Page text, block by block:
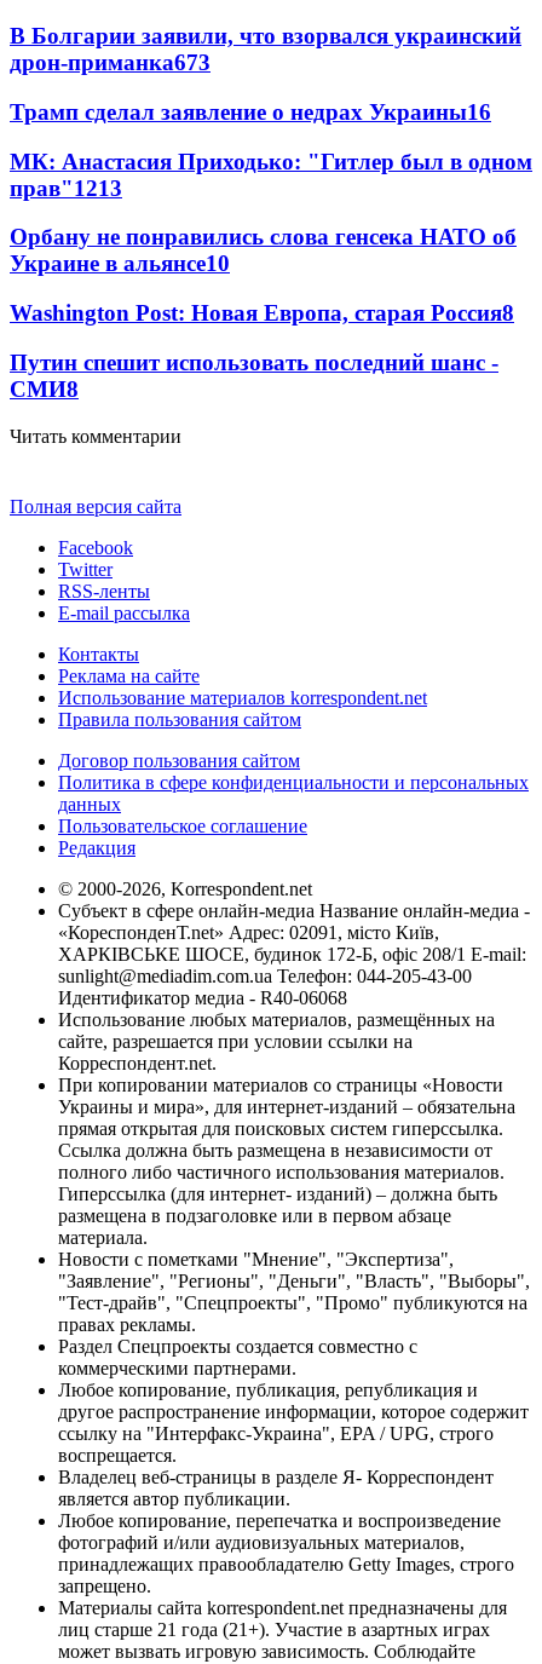
В Болгарии заявили, что взорвался украинский
дрон-приманка673
Трамп сделал заявление о недрах Украины16
МК: Анастасия Приходько: "Гитлер был в одном
прав"1213
Орбану не понравились слова генсека НАТО об
Украине в альянсе10
Washington Post: Новая Европа, старая Россия8
Путин спешит использовать последний шанс -
СМИ8
Читать комментарии
Полная версия сайта
Facebook
Twitter
RSS-ленты
E-mail рассылка
Контакты
Реклама на сайте
Использование материалов korrespondent.net
Правила пользования сайтом
Договор пользования сайтом
Политика в сфере конфиденциальности и персональных
данных
Пользовательское соглашение
Редакция
© 2000-2026, Korrespondent.net
Субъект в сфере онлайн-медиа Название онлайн-медиа -
«КореспонденТ.net» Адрес: 02091, місто Київ,
ХАРКІВСЬКЕ ШОСЕ, будинок 172-Б, офіс 208/1 E-mail:
sunlight@mediadim.com.ua Телефон: 044-205-43-00
Идентификатор медиа - R40-06068
Использование любых материалов, размещённых на
сайте, разрешается при условии ссылки на
Корреспондент.net.
При копировании материалов со страницы «Новости
Украины и мира», для интернет-изданий – обязательна
прямая открытая для поисковых систем гиперссылка.
Ссылка должна быть размещена в независимости от
полного либо частичного использования материалов.
Гиперссылка (для интернет- изданий) – должна быть
размещена в подзаголовке или в первом абзаце
материала.
Новости с пометками "Мнение", "Экспертиза",
"Заявление", "Регионы", "Деньги", "Власть", "Выборы",
"Тест-драйв", "Спецпроекты", "Промо" публикуются на
правах рекламы.
Раздел Спецпроекты создается совместно с
коммерческими партнерами.
Любое копирование, публикация, републикация и
другое распространение информации, которое содержит
ссылку на "Интерфакс-Украина", EPA / UPG, строго
воспрещается.
Владелец веб-страницы в разделе Я- Корреспондент
является автор публикации.
Любое копирование, перепечатка и воспроизведение
фотографий и/или аудиовизуальных материалов,
принадлежащих правообладателю Getty Images, строго
запрещено.
Материалы сайта korrespondent.net предназначены для
лиц старше 21 года (21+). Участие в азартных играх
может вызвать игровую зависимость. Соблюдайте